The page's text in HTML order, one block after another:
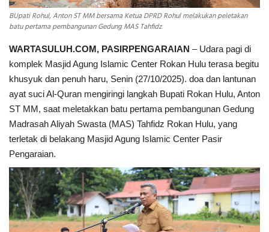
BUpati Rohul, Anton ST MM bersama Ketua DPRD Rohul melakukan peletakan
batu pertama pembangunan Gedung MAS Tahfidz
WARTASULUH.COM, PASIRPENGARAIAN – Udara pagi di
komplek Masjid Agung Islamic Center Rokan Hulu terasa begitu
khusyuk dan penuh haru, Senin (27/10/2025). doa dan lantunan
ayat suci Al-Quran mengiringi langkah Bupati Rokan Hulu, Anton
ST MM, saat meletakkan batu pertama pembangunan Gedung
Madrasah Aliyah Swasta (MAS) Tahfidz Rokan Hulu, yang
terletak di belakang Masjid Agung Islamic Center Pasir
Pengaraian.